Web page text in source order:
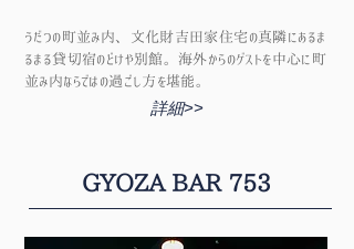
うだつの町並み内、文化財吉田家住宅の真隣にあるま
るまる貸切宿のどけや別館。海外からのゲストを中心に町
並み内ならではの過ごし方を堪能。
詳細>>
GYOZA BAR 753